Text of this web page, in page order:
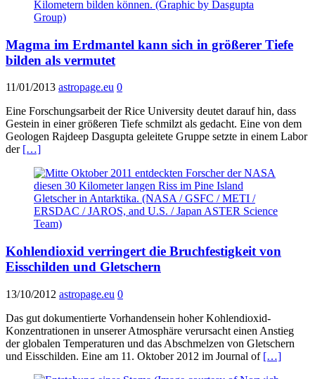
Magma im Erdmantel kann sich in größerer Tiefe
bilden als vermutet
11/01/2013 astropage.eu 0
Eine Forschungsarbeit der Rice University deutet darauf hin, dass
Gestein in einer größeren Tiefe schmilzt als gedacht. Eine von dem
Geologen Rajdeep Dasgupta geleitete Gruppe setzte in einem Labor
der […]
Kohlendioxid verringert die Bruchfestigkeit von
Eisschilden und Gletschern
13/10/2012 astropage.eu 0
Das gut dokumentierte Vorhandensein hoher Kohlendioxid-
Konzentrationen in unserer Atmosphäre verursacht einen Anstieg
der globalen Temperaturen und das Abschmelzen von Gletschern
und Eisschilden. Eine am 11. Oktober 2012 im Journal of […]